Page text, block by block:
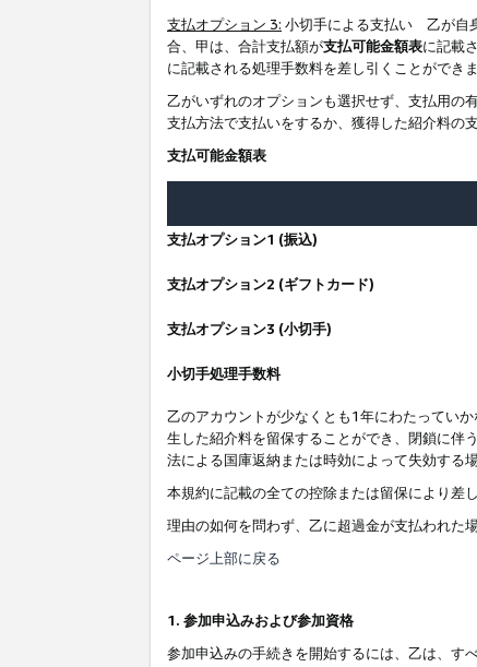
支払オプション 3: 小切手による支払い 乙が自
合、甲は、合計支払額が支払可能金額表に記載
に記載される処理手数料を差し引くことができま
乙がいずれのオプションも選択せず、支払用の
支払方法で支払いをするか、獲得した紹介料の
支払可能金額表
支払オプション1 (振込)
支払オプション2 (ギフトカード)
支払オプション3 (小切手)
小切手処理手数料
乙のアカウントが少なくとも1年にわたってい
生した紹介料を留保することができ、閉鎖に伴
法による国庫返納または時効によって失効する
本規約に記載の全ての控除または留保により差
理由の如何を問わず、乙に超過金が支払われた
ページ上部に戻る
1. 参加申込みおよび参加資格
参加申込みの手続きを開始するには、乙は、す